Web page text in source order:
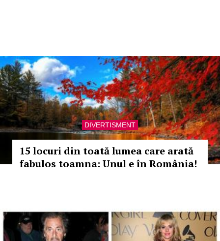
DIVERTISMENT
15 locuri din toată lumea care arată
fabulos toamna: Unul e în România!